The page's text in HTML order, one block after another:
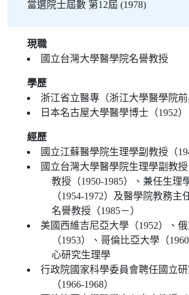
當選院士屆數 第12屆 (1978)
現職
國立台灣大學醫學院名譽教授
學歷
浙江省立醫專（浙江大學醫學院前
日本名古屋大學醫學博士（1952）
經歷
國立江蘇醫學院生理學副教授（
國立台灣大學醫學院生理學副教授
教授（1950-1985）、兼任生理
（1954-1972）及醫學院教務主
名譽教授（1985－）
美國西維吉尼亞大學（1952）、
（1953）、哥倫比亞大學（
心研究生理學
行政院國家科學委員會聘任國立
（1966-1968）